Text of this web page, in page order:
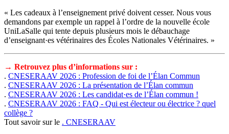
« Les cadeaux à l’enseignement privé doivent cesser. Nous vous
demandons par exemple un rappel à l’ordre de la nouvelle école
UniLaSalle qui tente depuis plusieurs mois le débauchage
d’enseignant·es vétérinaires des Écoles Nationales Vétérinaires. »
→ Retrouvez plus d’informations sur :
. CNESERAAV 2026 : Profession de foi de l’Élan Commun
. CNESERAAV 2026 : La présentation de l’Élan commun
. CNESERAAV 2026 : Les candidat·es de l’Élan commun !
. CNESERAAV 2026 : FAQ - Qui est électeur ou électrice ? quel
collège ?
Tout savoir sur le . CNESERAAV